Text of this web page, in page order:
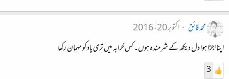
محمد فائق
اکتوبر 20، 2016
اپنا اجڑا ہوا دل دیکھ کے شرمندہ ہوں۔ کس خرابہ میں تری یاد کو مہمان رکھا
3